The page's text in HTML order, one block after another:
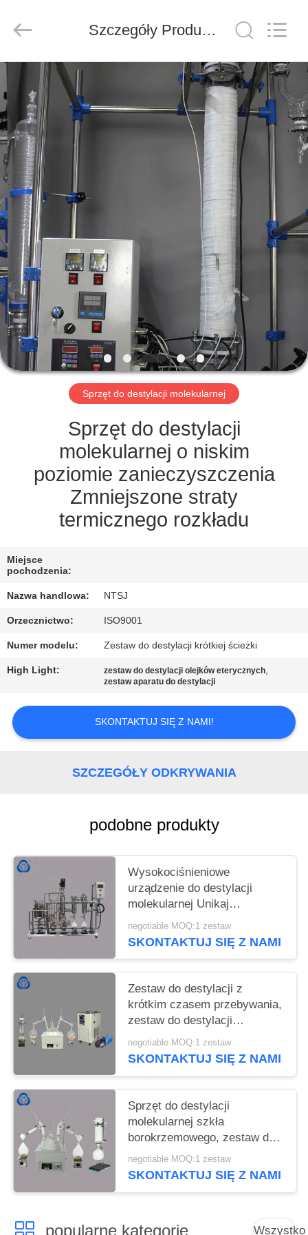
DOM
PRODUKTY
O
NAS
WYCIECZKA
PO
FABRYCE
KONTROLA
JAKOŚCI
SKONTAKTUJ
SITEMAP
POLICY
Co.,Ltd.
Szczegóły Produktu
Sprzęt do destylacji molekularnej
Sprzęt do destylacji
molekularnej o niskim
poziomie zanieczyszczenia
Zmniejszone straty
termicznego rozkładu
Miejsce
pochodzenia:
Nazwa handlowa: NTSJ
Orzecznictwo: ISO9001
Numer modelu: Zestaw do destylacji krótkiej ścieżki
High Light: zestaw do destylacji olejków eterycznych,
zestaw aparatu do destylacji
SKONTAKTUJ SIĘ Z NAMI!
SZCZEGÓŁY ODKRYWANIA
podobne produkty
Wysokociśnieniowe
urządzenie do destylacji
molekularnej Unikaj
toksyczności jednostki
maszynowej
negotiable MOQ:1 zestaw
SKONTAKTUJ SIĘ Z NAMI
Zestaw do destylacji z
krótkim czasem przebywania,
zestaw do destylacji
chemicznej
negotiable MOQ:1 zestaw
SKONTAKTUJ SIĘ Z NAMI
Sprzęt do destylacji
molekularnej szkła
borokrzemowego, zestaw do
destylacji frakcyjnej
negotiable MOQ:1 zestaw
SKONTAKTUJ SIĘ Z NAMI
popularne kategorie Wszystko